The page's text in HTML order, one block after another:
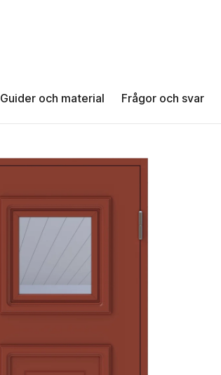
Guider och material Frågor och svar